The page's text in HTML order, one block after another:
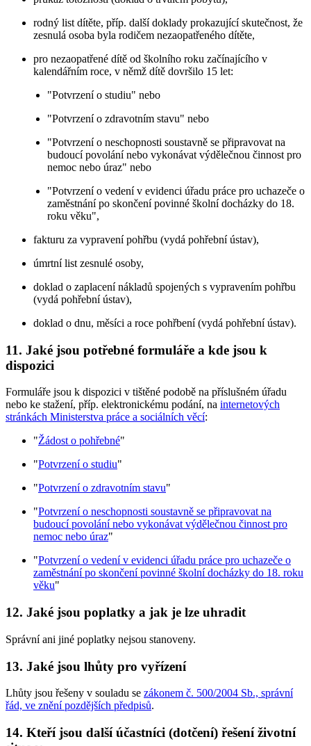
rodný list dítěte, příp. další doklady prokazující skutečnost, že
zesnulá osoba byla rodičem nezaopatřeného dítěte,
pro nezaopatřené dítě od školního roku začínajícího v
kalendářním roce, v němž dítě dovršilo 15 let:
"Potvrzení o studiu" nebo
"Potvrzení o zdravotním stavu" nebo
"Potvrzení o neschopnosti soustavně se připravovat na
budoucí povolání nebo vykonávat výdělečnou činnost pro
nemoc nebo úraz" nebo
"Potvrzení o vedení v evidenci úřadu práce pro uchazeče o
zaměstnání po skončení povinné školní docházky do 18.
roku věku",
fakturu za vypravení pohřbu (vydá pohřební ústav),
úmrtní list zesnulé osoby,
doklad o zaplacení nákladů spojených s vypravením pohřbu
(vydá pohřební ústav),
doklad o dnu, měsíci a roce pohřbení (vydá pohřební ústav).
11. Jaké jsou potřebné formuláře a kde jsou k
dispozici
Formuláře jsou k dispozici v tištěné podobě na příslušném úřadu
nebo ke stažení, příp. elektronickému podání, na internetových
stránkách Ministerstva práce a sociálních věcí:
"Žádost o pohřebné"
"Potvrzení o studiu"
"Potvrzení o zdravotním stavu"
"Potvrzení o neschopnosti soustavně se připravovat na
budoucí povolání nebo vykonávat výdělečnou činnost pro
nemoc nebo úraz"
"Potvrzení o vedení v evidenci úřadu práce pro uchazeče o
zaměstnání po skončení povinné školní docházky do 18. roku
věku"
12. Jaké jsou poplatky a jak je lze uhradit
Správní ani jiné poplatky nejsou stanoveny.
13. Jaké jsou lhůty pro vyřízení
Lhůty jsou řešeny v souladu se zákonem č. 500/2004 Sb., správní
řád, ve znění pozdějších předpisů.
14. Kteří jsou další účastníci (dotčení) řešení životní